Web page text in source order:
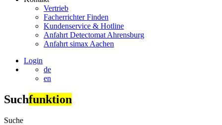
Vertrieb
Facherrichter Finden
Kundenservice & Hotline
Anfahrt Detectomat Ahrensburg
Anfahrt simax Aachen
Login
de
en
Suchfunktion
Suche